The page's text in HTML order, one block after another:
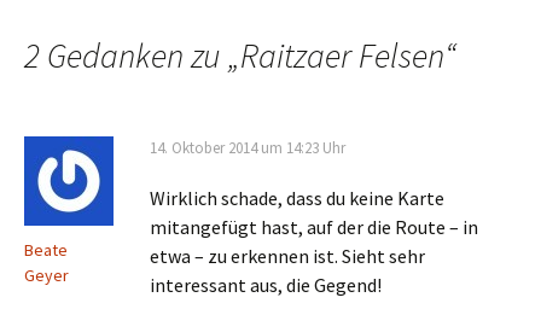
2 Gedanken zu „Raitzaer Felsen“
Beate
Geyer
14. Oktober 2014 um 14:23 Uhr
Wirklich schade, dass du keine Karte
mitangefügt hast, auf der die Route – in
etwa – zu erkennen ist. Sieht sehr
interessant aus, die Gegend!